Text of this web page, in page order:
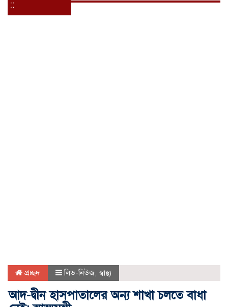
::
প্রচ্ছদ লিড-নিউজ,স্বাস্থ্য
আদ-দ্বীন হাসপাতালের অন্য শাখা চলতে বাধা